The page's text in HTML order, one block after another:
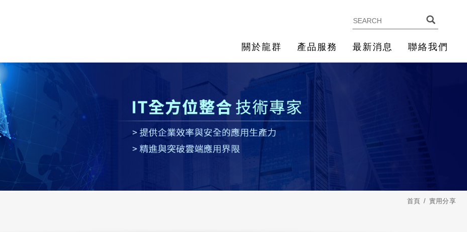
關於龍群 產品服務 最新消息 聯絡我們
首頁 實用分享